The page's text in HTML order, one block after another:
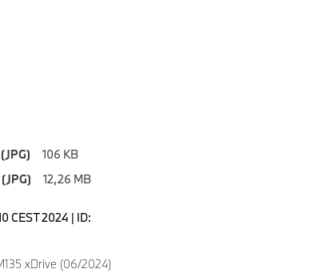
106 KB
12,26 MB
CEST 2024 | ID:
xDrive (06/2024)